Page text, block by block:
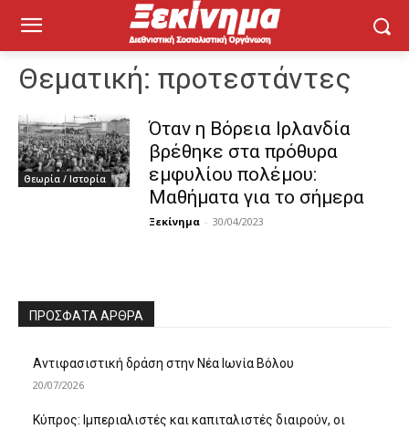
Θεματική: προτεστάντες
Θεωρία / Ιστορία
Όταν η Βόρεια Ιρλανδία
βρέθηκε στα πρόθυρα
εμφυλίου πολέμου:
Μαθήματα για το σήμερα
Ξεκίνημα - 30/04/2023
ΠΡΌΣΦΑΤΑ ΆΡΘΡΑ
Αντιφασιστική δράση στην Νέα Ιωνία Βόλου
20/07/2026
Κύπρος: Ιμπεριαλιστές και καπιταλιστές διαιρούν, οι